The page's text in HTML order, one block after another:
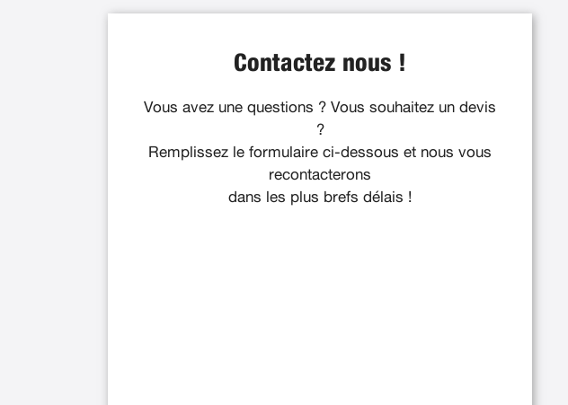
Contactez nous !
Vous avez une questions ? Vous souhaitez un devis
?
Remplissez le formulaire ci-dessous et nous vous
recontacterons
dans les plus brefs délais !